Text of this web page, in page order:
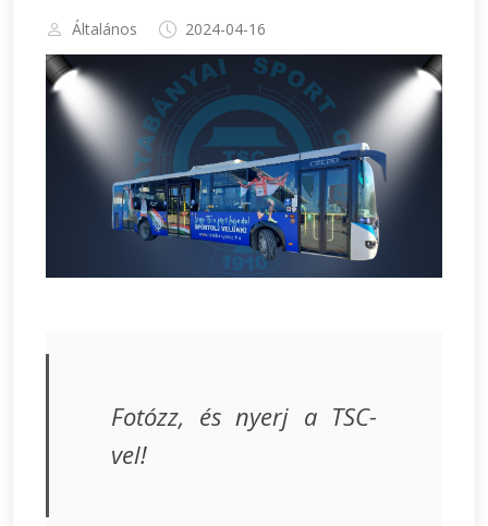
Általános 2024-04-16
Fotózz, és nyerj a TSC-
vel!